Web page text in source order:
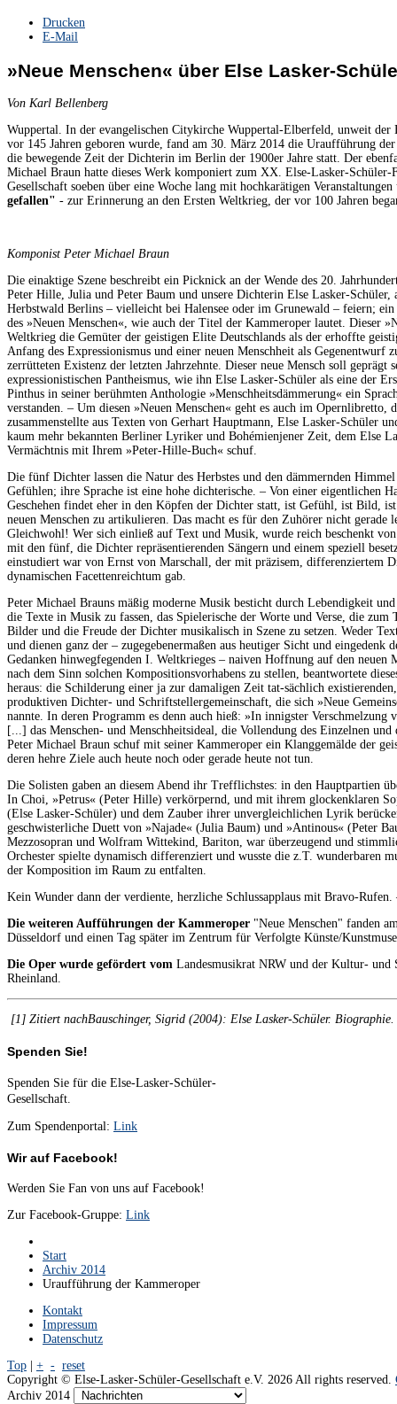
Drucken
E-Mail
»Neue Menschen« über Else Lasker-
Von Karl Bellenberg
Wuppertal. In der evangelischen Citykirche Wuppertal-Elberfeld, unweit der
vor 145 Jahren geboren wurde, fand am 30. März 2014 die Uraufführung
die bewegende Zeit der Dichterin im Berlin der 1900er Jahre statt. Der
Michael Braun hatte dieses Werk komponiert zum XX. Else-Lasker-Schüler-
Gesellschaft soeben über eine Woche lang mit hochkarätigen
gefallen" - zur Erinnerung an den Ersten Weltkrieg, der vor 100 Jahren
Komponist Peter Michael Braun
Die einaktige Szene beschreibt ein Picknick an der Wende des 20.
Peter Hille, Julia und Peter Baum und unsere Dichterin Else Lasker-
Herbstwald Berlins – vielleicht bei Halensee oder im Grunewald – feiern;
des »Neuen Menschen«, wie auch der Titel der Kammeroper lautet. Dieser
Weltkrieg die Gemüter der geistigen Elite Deutschlands als der erhoffte
Anfang des Expressionismus und einer neuen Menschheit als Gegenentwurf
zerrütteten Existenz der letzten Jahrzehnte. Dieser neue Mensch soll
expressionistischen Pantheismus, wie ihn Else Lasker-Schüler als eine der
Pinthus in seiner berühmten Anthologie »Menschheitsdämmerung« ein
verstanden. – Um diesen »Neuen Menschen« geht es auch im Opernlibretto,
zusammenstellte aus Texten von Gerhart Hauptmann, Else Lasker-Schüler
kaum mehr bekannten Berliner Lyriker und Bohémienjener Zeit, dem Else
Vermächtnis mit Ihrem »Peter-Hille-Buch« schuf.
Die fünf Dichter lassen die Natur des Herbstes und den dämmernden
Gefühlen; ihre Sprache ist eine hohe dichterische. – Von einer eigentlichen
Geschehen findet eher in den Köpfen der Dichter statt, ist Gefühl, ist Bild, ist
neuen Menschen zu artikulieren. Das macht es für den Zuhörer nicht gerade
Gleichwohl! Wer sich einließ auf Text und Musik, wurde reich beschenkt
mit den fünf, die Dichter repräsentierenden Sängern und einem speziell
einstudiert war von Ernst von Marschall, der mit präzisem, differenziertem
dynamischen Facettenreichtum gab.
Peter Michael Brauns mäßig moderne Musik besticht durch Lebendigkeit
die Texte in Musik zu fassen, das Spielerische der Worte und Verse, die
Bilder und die Freude der Dichter musikalisch in Szene zu setzen. Weder
und dienen ganz der – zugegebenermaßen aus heutiger Sicht und eingedenk
Gedanken hinwegfegenden I. Weltkrieges – naiven Hoffnung auf den neuen
nach dem Sinn solchen Kompositionsvorhabens zu stellen, beantwortete
heraus: die Schilderung einer ja zur damaligen Zeit tat-sächlich
produktiven Dichter- und Schriftstellergemeinschaft, die sich »Neue
nannte. In deren Programm es denn auch hieß: »In innigster Verschmelzung
[...] das Menschen- und Menschheitsideal, die Vollendung des Einzelnen
Peter Michael Braun schuf mit seiner Kammeroper ein Klanggemälde der
deren hehre Ziele auch heute noch oder gerade heute not tun.
Die Solisten gaben an diesem Abend ihr Trefflichstes: in den Hauptpartien
In Choi, »Petrus« (Peter Hille) verkörpernd, und mit ihrem glockenklaren
(Else Lasker-Schüler) und dem Zauber ihrer unvergleichlichen Lyrik
geschwisterliche Duett von »Najade« (Julia Baum) und »Antinous« (Peter
Mezzosopran und Wolfram Wittekind, Bariton, war überzeugend und
Orchester spielte dynamisch differenziert und wusste die z.T. wunderbaren
der Komposition im Raum zu entfalten.
Kein Wunder dann der verdiente, herzliche Schlussapplaus mit Bravo-
Die weiteren Aufführungen der Kammeroper "Neue Menschen" fanden
Düsseldorf und einen Tag später im Zentrum für Verfolgte Künste/
Die Oper wurde gefördert vom Landesmusikrat NRW und der Kultur-
Rheinland.
[1] Zitiert nachBauschinger, Sigrid (2004): Else Lasker-Schüler.
Spenden Sie!
Spenden Sie für die Else-Lasker-Schüler-
Gesellschaft.
Zum Spendenportal: Link
Wir auf Facebook!
Werden Sie Fan von uns auf Facebook!
Zur Facebook-Gruppe: Link
Start
Archiv 2014
Uraufführung der Kammeroper
Kontakt
Impressum
Datenschutz
Top | + - reset
Copyright © Else-Lasker-Schüler-Gesellschaft e.V. 2026 All rights reserved.
Archiv 2014